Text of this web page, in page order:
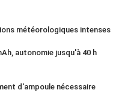
météorologiques intenses
autonomie jusqu'à 40 h
d'ampoule nécessaire